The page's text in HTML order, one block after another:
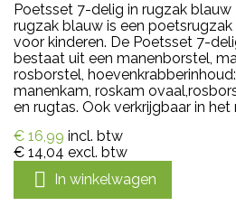
Poetsset 7-delig in rugzak
rugzak blauw is een
voor kinderen. De Poetsset 7-
bestaat uit een manenborstel,
rosborstel,
manenkam, roskam
en rugtas. Ook verkrijgbaar in het
€ 16,99 incl. btw
€ 14,04 excl. btw
 In winkelwagen